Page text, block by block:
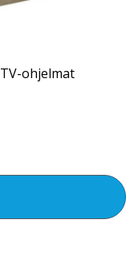
TV-ohjelmat